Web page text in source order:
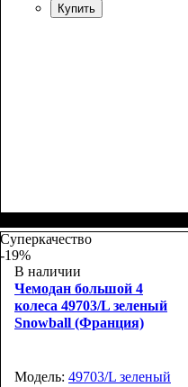
Купить
55х39х20+5
Суперкачество
-19%
В наличии
Чемодан большой 4
колеса 49703/L зеленый
Snowball (Франция)
Модель: 49703/L зеленый